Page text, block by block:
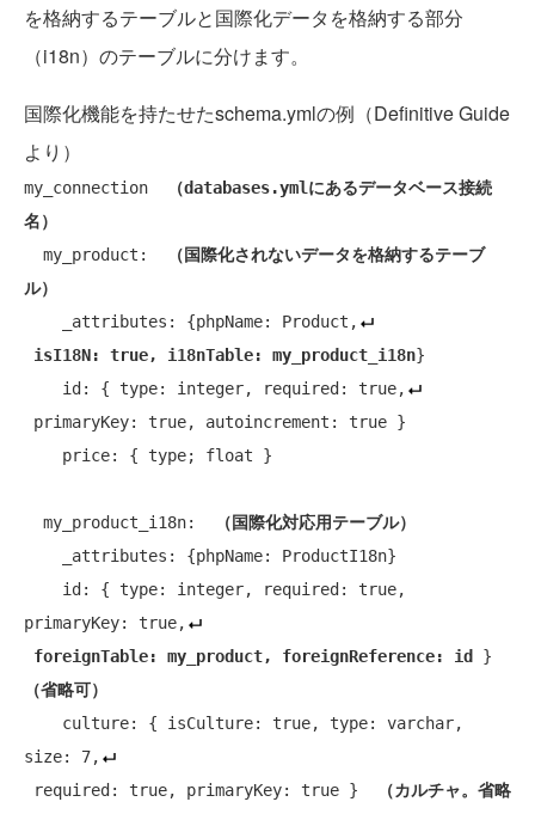
を格納するテーブルと国際化データを格納する部分
（i18n）のテーブルに分けます。
国際化機能を持たせたschema.ymlの例（Definitive Guide
より）
my_connection
（databases.ymlにあるデータベース接続
名）
  my_product:
（国際化されないデータを格納するテーブ
ル）
    _attributes: {phpName: Product,
isI18N: true, i18nTable: my_product_i18n}
    id: { type: integer, required: true,
  my_product_i18n:
（国際化対応用テーブル）
primaryKey: true,
foreignTable: my_product, foreignReference: id
（省略可）
size: 7,
required: true, primaryKey: true }
（カルチャ。省略